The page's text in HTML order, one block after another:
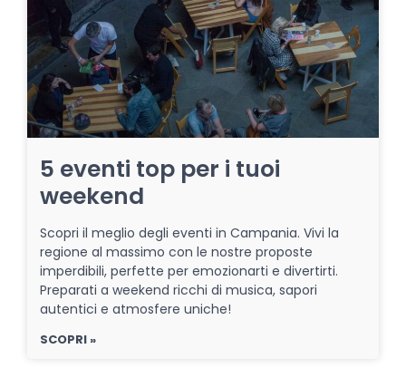
5 eventi top per i tuoi
weekend
Scopri il meglio degli eventi in Campania. Vivi la
regione al massimo con le nostre proposte
imperdibili, perfette per emozionarti e divertirti.
Preparati a weekend ricchi di musica, sapori
autentici e atmosfere uniche!
SCOPRI »